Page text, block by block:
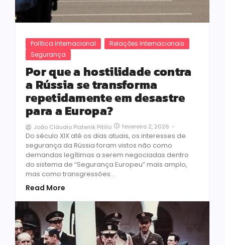
Política Internacional
Relações Internacionais
Segurança
Por que a hostilidade contra
a Rússia se transforma
repetidamente em desastre
para a Europa?
João Cláudio Platenik Pitillo fevereiro 2, 2026 -
Do século XIX até os dias atuais, os interesses de
segurança da Rússia foram vistos não como
demandas legítimas a serem negociadas dentro
do sistema de “Segurança Europeu” mais amplo,
mas como transgressões...
Read More